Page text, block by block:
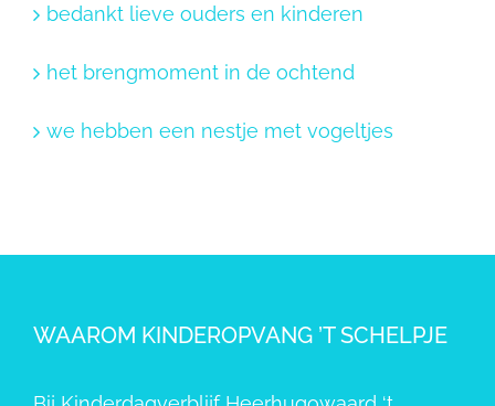
bedankt lieve ouders en kinderen
het brengmoment in de ochtend
we hebben een nestje met vogeltjes
WAAROM KINDEROPVANG ’T SCHELPJE